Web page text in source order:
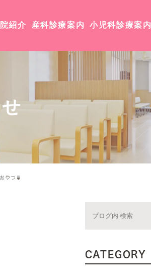
紹介
・アクセス
産科診療案内 小児科診療案内
やつ🍵
CATEGORY